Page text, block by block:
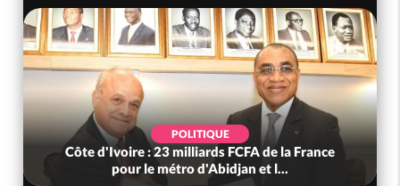
POLITIQUE
Côte d'Ivoire : 23 milliards FCFA de la France
pour le métro d'Abidjan et l...